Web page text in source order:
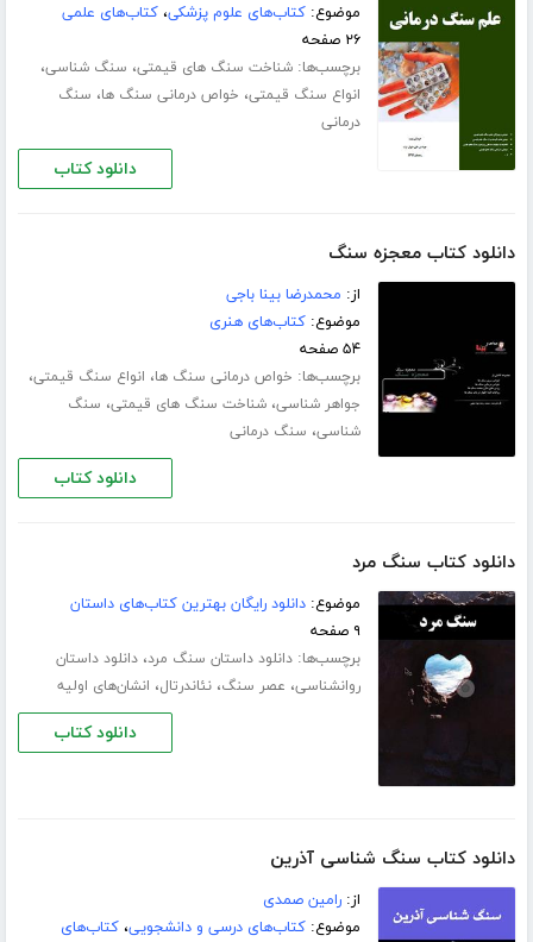
موضوع:کتاب‌های علوم پزشکی،کتاب‌های علمی
۲۶ صفحه
برچسب‌ها:شناخت سنگ های قیمتی، سنگ شناسی،
انواع سنگ قیمتی، خواص درمانی سنگ ها، سنگ
درمانی
دانلود کتاب
دانلود کتاب معجزه سنگ
از: محمدرضا بینا باجی
موضوع:کتاب‌های هنری
۵۴ صفحه
برچسب‌ها: خواص درمانی سنگ ها، انواع سنگ قیمتی،
جواهر شناسی،شناخت سنگ های قیمتی، سنگ
شناسی، سنگ درمانی
دانلود کتاب
دانلود کتاب سنگ مرد
موضوع:دانلود رایگان بهترین کتاب‌های داستان
۹ صفحه
برچسب‌ها:دانلود داستان سنگ مرد،دانلود داستان
روانشناسی، عصر سنگ،نئاندرتال، انشان‌های اولیه
دانلود کتاب
دانلود کتاب سنگ شناسی آذرین
از:رامین صمدی
موضوع:کتاب‌های درسی و دانشجویی،کتاب‌های